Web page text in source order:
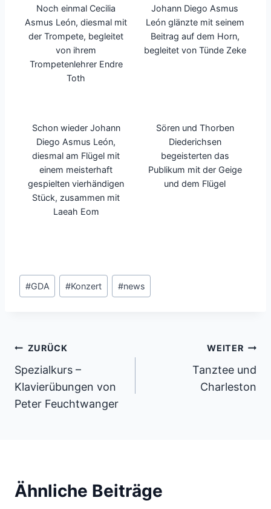
Noch einmal Cecilia
Asmus León, diesmal mit
der Trompete, begleitet
von ihrem
Trompetenlehrer Endre
Toth
Johann Diego Asmus
León glänzte mit seinem
Beitrag auf dem Horn,
begleitet von Tünde Zeke
Schon wieder Johann
Diego Asmus León,
diesmal am Flügel mit
einem meisterhaft
gespielten vierhändigen
Stück, zusammen mit
Laeah Eom
Sören und Thorben
Diederichsen
begeisterten das
Publikum mit der Geige
und dem Flügel
Schlagworte:
#GDA #Konzert #news
Beitragsnavigation
ZURÜCK
Spezialkurs –
Klavierübungen von
Peter Feuchtwanger
WEITER
Tanztee und
Charleston
Ähnliche Beiträge